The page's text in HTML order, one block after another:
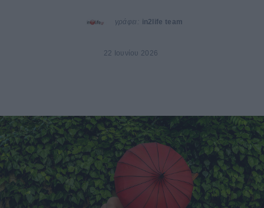
γράφει: in2life team
22 Ιουνίου 2026